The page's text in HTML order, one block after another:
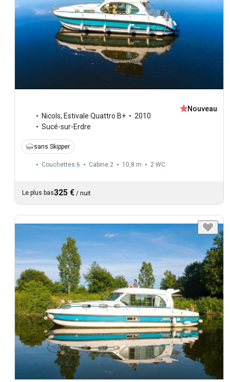
Nicols, Estivale Quattro B+
2010
Sucé-sur-Erdre
Nouveau
sans Skipper
Couchettes 6 Cabine 2 10,8 m 2 WC
Le plus bas325 € / nuit